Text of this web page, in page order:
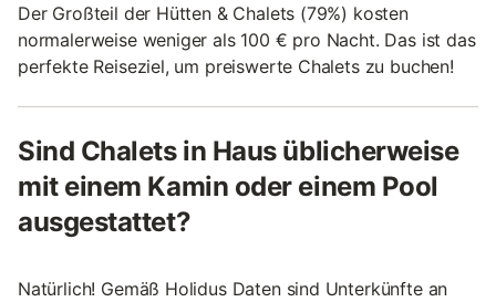
Der Großteil der Hütten & Chalets (79%) kosten
normalerweise weniger als 100 € pro Nacht. Das ist das
perfekte Reiseziel, um preiswerte Chalets zu buchen!
Sind Chalets in Haus üblicherweise
mit einem Kamin oder einem Pool
ausgestattet?
Natürlich! Gemäß Holidus Daten sind Unterkünfte an